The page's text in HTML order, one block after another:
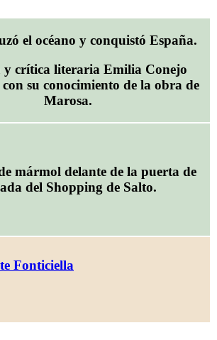
el océano y conquistó España.
y crítica literaria Emilia Conejo
su conocimiento de la obra de
Marosa.
mármol delante de la puerta de
del Shopping de Salto.
Fonticiella